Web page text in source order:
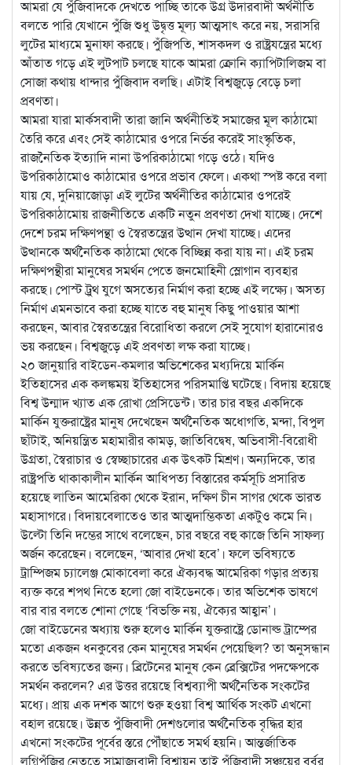
আমরা যে পুঁজিবাদকে দেখতে পাচ্ছি তাকে উগ্র উদারবাদী অর্থনীতি
বলতে পারি যেখানে পুঁজি শুধু উদ্বৃত্ত মূল্য আত্মসাৎ করে নয়, সরাসরি
লুটের মাধ্যমে মুনাফা করছে। পুঁজিপতি, শাসকদল ও রাষ্ট্রযন্ত্রের মধ্যে
আঁতাত গড়ে এই লুটপাট চলছে যাকে আমরা ক্রোনি ক্যাপিটালিজম বা
সোজা কথায় ধান্দার পুঁজিবাদ বলছি। এটাই বিশ্বজুড়ে বেড়ে চলা
প্রবণতা।
আমরা যারা মার্কসবাদী তারা জানি অর্থনীতিই সমাজের মূল কাঠামো
তৈরি করে এবং সেই কাঠামোর ওপরে নির্ভর করেই সাংস্কৃতিক,
রাজনৈতিক ইত্যাদি নানা উপরিকাঠামো গড়ে ওঠে। যদিও
উপরিকাঠামোও কাঠামোর ওপরে প্রভাব ফেলে। একথা স্পষ্ট করে বলা
যায় যে, দুনিয়াজোড়া এই লুটের অর্থনীতির কাঠামোর ওপরেই
উপরিকাঠামোয় রাজনীতিতে একটি নতুন প্রবণতা দেখা যাচ্ছে। দেশে
দেশে চরম দক্ষিণপন্থা ও স্বৈরতন্ত্রের উত্থান দেখা যাচ্ছে। এদের
উত্থানকে অর্থনৈতিক কাঠামো থেকে বিচ্ছিন্ন করা যায় না। এই চরম
দক্ষিণপন্থীরা মানুষের সমর্থন পেতে জনমোহিনী স্লোগান ব্যবহার
করছে। পোস্ট ট্রুথ যুগে অসত্যের নির্মাণ করা হচ্ছে এই লক্ষ্যে। অসত্য
নির্মাণ এমনভাবে করা হচ্ছে যাতে বহু মানুষ কিছু পাওয়ার আশা
করছেন, আবার স্বৈরতন্ত্রের বিরোধিতা করলে সেই সুযোগ হারানোরও
ভয় করছেন। বিশ্বজুড়ে এই প্রবণতা লক্ষ করা যাচ্ছে।
২০ জানুয়ারি বাইডেন-কমলার অভিশেকের মধ্যদিয়ে মার্কিন
ইতিহাসের এক কলঙ্কময় ইতিহাসের পরিসমাপ্তি ঘটেছে। বিদায় হয়েছে
বিশ্ব উন্মাদ খ্যাত এক রোখা প্রেসিডেন্ট। তার চার বছর একদিকে
মার্কিন যুক্তরাষ্ট্রের মানুষ দেখেছেন অর্থনৈতিক অধোগতি, মন্দা, বিপুল
ছাঁটাই, অনিয়ন্ত্রিত মহামারীর কামড়, জাতিবিদ্বেষ, অভিবাসী-বিরোধী
উগ্রতা, স্বৈরাচার ও স্বেচ্ছাচারের এক উৎকট মিশ্রণ। অন্যদিকে, তার
রাষ্ট্রপতি থাকাকালীন মার্কিন আধিপত্য বিস্তারের কর্মসূচি প্রসারিত
হয়েছে লাতিন আমেরিকা থেকে ইরান, দক্ষিণ চীন সাগর থেকে ভারত
মহাসাগরে। বিদায়বেলাতেও তার আত্মদাম্ভিকতা একটুও কমে নি।
উল্টো তিনি দম্ভের সাথে বলেছেন, চার বছরে বহু কাজে তিনি সাফল্য
অর্জন করেছেন। বলেছেন, ‘আবার দেখা হবে’। ফলে ভবিষ্যতে
ট্রাম্পিজম চ্যালেঞ্জ মোকাবেলা করে ঐক্যবদ্ধ আমেরিকা গড়ার প্রত্যয়
ব্যক্ত করে শপথ নিতে হলো জো বাইডেনকে। তার অভিশেক ভাষণে
বার বার বলতে শোনা গেছে ‘বিভক্তি নয়, ঐক্যের আহ্বান’।
জো বাইডেনের অধ্যায় শুরু হলেও মার্কিন যুক্তরাষ্ট্রে ডোনাল্ড ট্রাম্পের
মতো একজন ধনকুবের কেন মানুষের সমর্থন পেয়েছিল? তা অনুসন্ধান
করতে ভবিষ্যতের জন্য। ব্রিটেনের মানুষ কেন ব্রেক্সিটের পদক্ষেপকে
সমর্থন করলেন? এর উত্তর রয়েছে বিশ্বব্যাপী অর্থনৈতিক সংকটের
মধ্যে। প্রায় এক দশক আগে শুরু হওয়া বিশ্ব আর্থিক সংকট এখনো
বহাল রয়েছে। উন্নত পুঁজিবাদী দেশগুলোর অর্থনৈতিক বৃদ্ধির হার
এখনো সংকটের পূর্বের স্তরে পৌঁছাতে সমর্থ হয়নি। আন্তর্জাতিক
লগ্নিপুঁজির নেতৃত্বে সাম্রাজ্যবাদী বিশ্বায়ন তাই পুঁজিবাদী সঞ্চয়ের বর্বর